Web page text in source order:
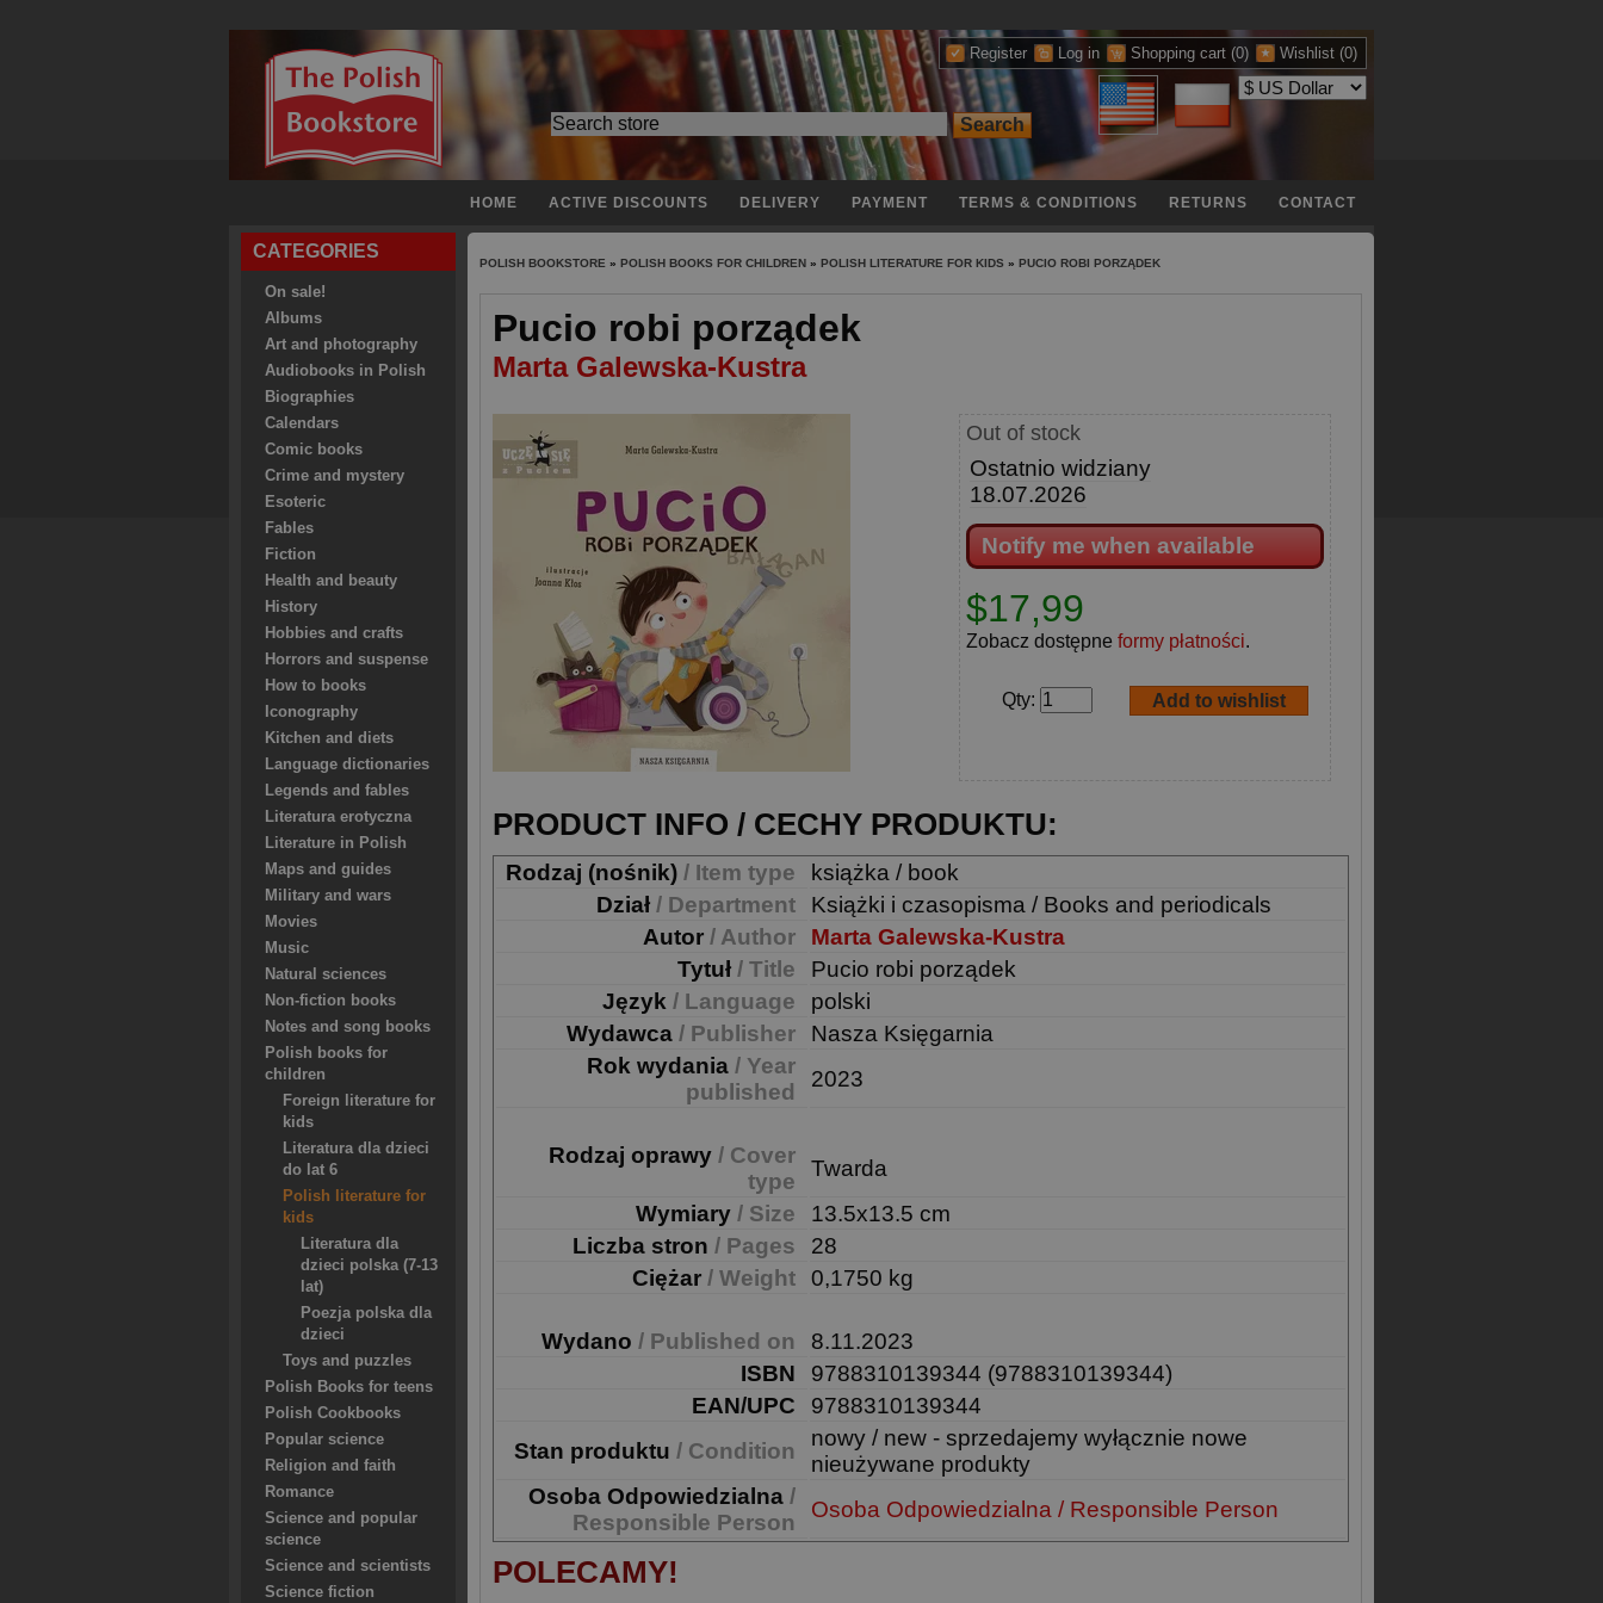
Register Log in Shopping cart (0) Wishlist (0)
HOME ACTIVE DISCOUNTS DELIVERY PAYMENT TERMS & CONDITIONS RETURNS CONTACT
CATEGORIES
On sale!
Albums
Art and photography
Audiobooks in Polish
Biographies
Calendars
Comic books
Crime and mystery
Esoteric
Fables
Fiction
Health and beauty
History
Hobbies and crafts
Horrors and suspense
How to books
Iconography
Kitchen and diets
Language dictionaries
Legends and fables
Literatura erotyczna
Literature in Polish
Maps and guides
Military and wars
Movies
Music
Natural sciences
Non-fiction books
Notes and song books
Polish books for
children
Foreign literature for
kids
Literatura dla dzieci
do lat 6
Polish literature for
kids
Literatura dla
dzieci polska (7-13
lat)
Poezja polska dla
dzieci
Toys and puzzles
Polish Books for teens
Polish Cookbooks
Popular science
Religion and faith
Romance
Science and popular
science
Science and scientists
Science fiction
POLISH BOOKSTORE » POLISH BOOKS FOR CHILDREN » POLISH LITERATURE FOR KIDS » PUCIO ROBI PORZĄDEK
Pucio robi porządek
Marta Galewska-Kustra
Out of stock
Ostatnio widziany
18.07.2026
Notify me when available
$17,99
Zobacz dostępne formy płatności.
Qty:
PRODUCT INFO / CECHY PRODUKTU:
Rodzaj (nośnik) / Item type
książka / book
Dział / Department
Książki i czasopisma / Books and periodicals
Autor / Author
Marta Galewska-Kustra
Tytuł / Title
Pucio robi porządek
Język / Language
polski
Wydawca / Publisher
Nasza Księgarnia
Rok wydania / Year
published
2023
Rodzaj oprawy / Cover
type
Twarda
Wymiary / Size
13.5x13.5 cm
Liczba stron / Pages
28
Ciężar / Weight 0,1750 kg
Wydano / Published on
8.11.2023
ISBN
9788310139344 (9788310139344)
EAN/UPC
9788310139344
Stan produktu / Condition
nowy / new - sprzedajemy wyłącznie nowe
nieużywane produkty
Osoba Odpowiedzialna /
Responsible Person
Osoba Odpowiedzialna / Responsible Person
POLECAMY!